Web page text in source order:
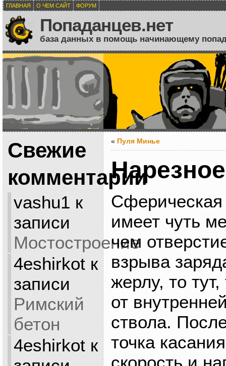
ГЛАВНАЯ О ЧЕМ САЙТ ФОРУМ
Попаданцев.нет
база данных в помощь начинающему
Свежие
комментарии
vashu1 к
записи
Мостостроение
4eshirkotк
записи
Римский
бетон
4eshirkotк
« Пуля Минье
имеет чуть
чем
взрыва
жерлу, то
от
ствола.
точка